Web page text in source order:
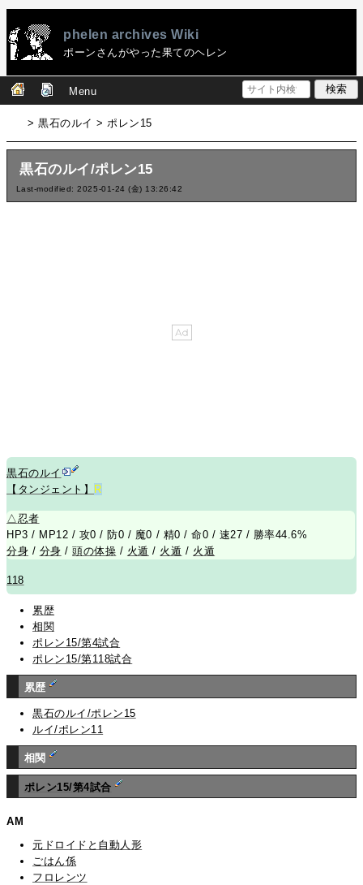
phelen archives Wiki
ポーンさんがやった果てのヘレン
Menu
> 黒石のルイ > ポレン15
黒石のルイ/ポレン15
Last-modified: 2025-01-24 (金) 13:26:42
黒石のルイ
【タンジェント】
R
△忍者
HP3 / MP12 / 攻0 / 防0 / 魔0 / 精0 / 命0 / 速27 / 勝率44.6%
分身 / 分身 /頭の体操 / 火遁 / 火遁 / 火遁
118
累歴
相関
ポレン15/第4試合
ポレン15/第118試合
累歴
黒石のルイ/ポレン15
ルイ/ポレン11
相関
ポレン15/第4試合
AM
元ドロイドと自動人形
ごはん係
フロレンツ